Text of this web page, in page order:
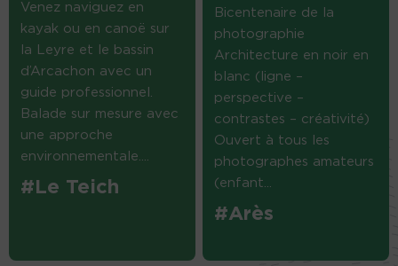
Venez naviguez en
kayak ou en canoë sur
la Leyre et le bassin
d’Arcachon avec un
guide professionnel.
Balade sur mesure avec
une approche
environnementale....
#Le Teich
Bicentenaire de la
photographie
Architecture en noir en
blanc (ligne –
perspective –
contrastes – créativité)
Ouvert à tous les
photographes amateurs
(enfant...
#Arès